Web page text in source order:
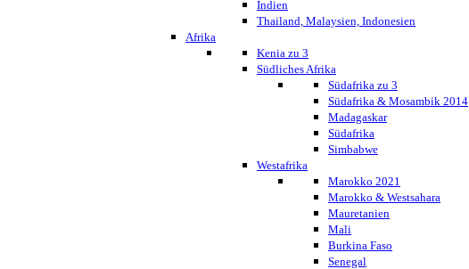
Indien
Thailand, Malaysien, Indonesien
Afrika
Kenia zu 3
Südliches Afrika
Südafrika zu 3
Südafrika & Mosambik 2014
Madagaskar
Südafrika
Simbabwe
Westafrika
Marokko 2021
Marokko & Westsahara
Mauretanien
Mali
Burkina Faso
Senegal